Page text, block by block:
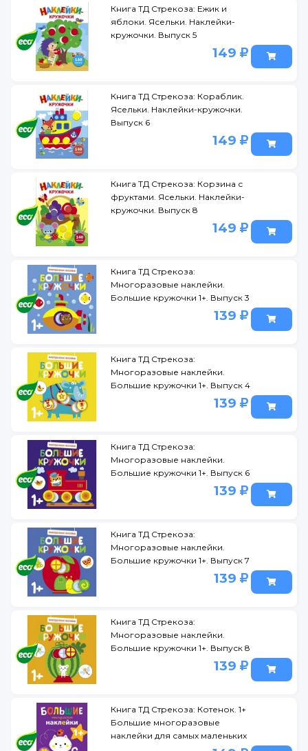
Книга ТД Стрекоза: Ежик и
яблоки. Ясельки. Наклейки-
кружочки. Выпуск 5
149
Книга ТД Стрекоза: Кораблик.
Ясельки. Наклейки-кружочки.
Выпуск 6
149
Книга ТД Стрекоза: Корзина с
фруктами. Ясельки. Наклейки-
кружочки. Выпуск 8
149
Книга ТД Стрекоза:
Многоразовые наклейки.
Большие кружочки 1+. Выпуск 3
139
Книга ТД Стрекоза:
Многоразовые наклейки.
Большие кружочки 1+. Выпуск 4
139
Книга ТД Стрекоза:
Многоразовые наклейки.
Большие кружочки 1+. Выпуск 6
139
Книга ТД Стрекоза:
Многоразовые наклейки.
Большие кружочки 1+. Выпуск 7
139
Книга ТД Стрекоза:
Многоразовые наклейки.
Большие кружочки 1+. Выпуск 8
139
Книга ТД Стрекоза: Котенок. 1+
Большие многоразовые
наклейки для самых маленьких